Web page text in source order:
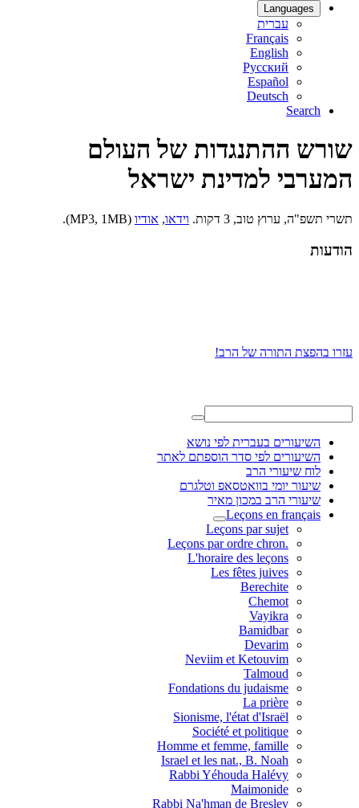
Languages
עברית
Français
English
Русский
Español
Deutsch
Search
שורש ההתנגדות של העולם
המערבי למדינת ישראל
תשרי תשפ"ה, ערוץ טוב, 3 דקות. וידאו, אודיו (MP3, 1MB).
הודעות
עזרו בהפצת התורה של הרב!
השיעורים בעברית לפי נושא
השיעורים לפי סדר הוספתם לאתר
לוח שיעורי הרב
שיעור יומי בוואטסאפ וטלגרם
שיעורי הרב במכון מאיר
Leçons en français
Leçons par sujet
.Leçons par ordre chron
L'horaire des leçons
Les fêtes juives
Berechite
Chemot
Vayikra
Bamidbar
Devarim
Neviim et Ketouvim
Talmoud
Fondations du judaisme
La prière
Sionisme, l'état d'Israël
Société et politique
Homme et femme, famille
Israel et les nat., B. Noah
Rabbi Yéhouda Halévy
Maimonide
Rabbi Na'hman de Breslev